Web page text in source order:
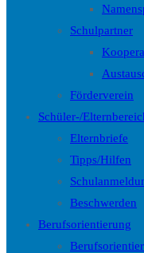
Schulpartner
Förderverein
Schüler-/
Elternbriefe
Tipps/Hilfen
Beschwerden
Berufsorientierung